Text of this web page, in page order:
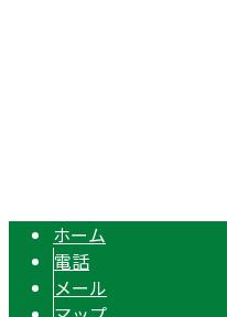
ホーム
電話
メール